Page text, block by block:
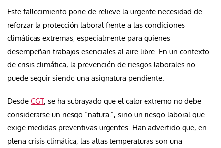
Este fallecimiento pone de relieve la urgente necesidad de
reforzar la protección laboral frente a las condiciones
climáticas extremas, especialmente para quienes
desempeñan trabajos esenciales al aire libre. En un contexto
de crisis climática, la prevención de riesgos laborales no
puede seguir siendo una asignatura pendiente.
Desde CGT, se ha subrayado que el calor extremo no debe
considerarse un riesgo “natural”, sino un riesgo laboral que
exige medidas preventivas urgentes. Han advertido que, en
plena crisis climática, las altas temperaturas son una